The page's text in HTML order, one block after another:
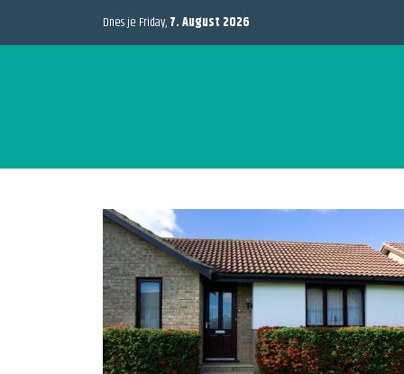
Dnes je Friday,7. August 2026